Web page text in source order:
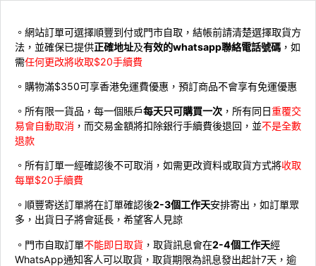
。網站訂單可選擇順豐到付或門市自取，結帳前請清楚選擇取貨方
法，並確保已提供正確地址及有效的whatsapp聯絡電話號碼 ，如
需任何更改將收取$20手續費
。購物滿$350可享香港免運費優惠，預訂商品不會享有免運優惠
。所有限一貨品，每一個賬戶每天只可購買一次 ，所有同日重覆交
易會自動取消 ，而交易金額將扣除銀行手續費後退回，並不是全數
退款
。所有訂單一經確認後不可取消，如需更改資料或取貨方式將收取
每單$20手續費
。順豐寄送訂單將在訂單確認後2-3個工作天安排寄出，如訂單眾
多，出貨日子將會延長，希望客人見諒
。門市自取訂單不能即日取貨 ，取貨訊息會在2-4個工作天經
WhatsApp通知客人可以取貨，取貨期限為訊息發出起計7天，逾